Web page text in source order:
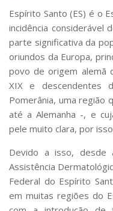
Bibliotecas
Apoio ao Estudante
Segurança,
RH, Administrativo
Outros serviços
Comunicação
Assessorias e Mídias
Aplicativos e Sites
Jornal da USP
Agenda de Eventos
Defesa de Teses
Espírito Santo (ES) é o
incidência considerável
parte significativa da
oriundos da Europa,
povo de origem alemã
XIX e descendentes
Pomerânia, uma região
até a Alemanha -, e
pele muito clara, por
Devido a isso,
Assistência
Federal do Espírito
em muitas regiões do